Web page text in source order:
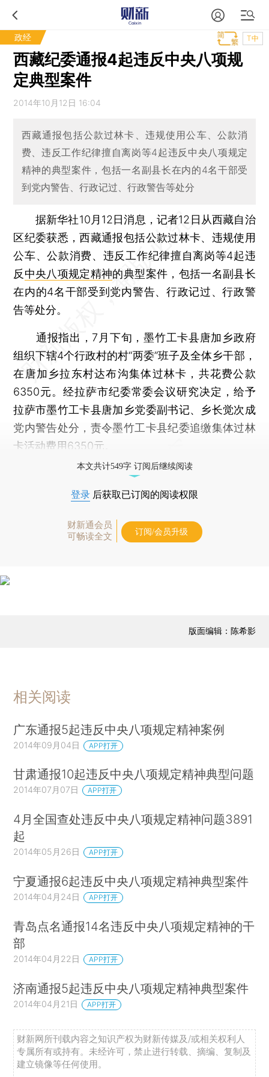
政经 T中
西藏纪委通报4起违反中央八项规
定典型案件
2014年10月12日 16:04
西藏通报包括公款过林卡、违规使用公车、公款消
费、违反工作纪律擅自离岗等4起违反中央八项规定
精神的典型案件，包括一名副县长在内的4名干部受
到党内警告、行政记过、行政警告等处分
据新华社10月12日消息，记者12日从西藏自治
区纪委获悉，西藏通报包括公款过林卡、违规使用
公车、公款消费、违反工作纪律擅自离岗等4起违
反 中央八项规定精神的典型案件，包括一名副县长
在内的4名干部受到党内警告、行政记过、行政警
告等处分。
通报指出，7月下旬，墨竹工卡县唐加乡政府
组织下辖4个行政村的村“两委”班子及全体乡干部，
在唐加乡拉东村达布沟集体过林卡，共花费公款
6350元。经拉萨市纪委常委会议研究决定，给予
拉萨市墨竹工卡县唐加乡党委副书记、乡长觉次成
党内警告处分，责令墨竹工卡县纪委追缴集体过林
卡活动费用6350元。
本文共计549字 订阅后继续阅读
登录 后获取已订阅的阅读权限
财新通会员
可畅读全文
订阅/会员升级
版面编辑：陈希影
相关阅读
广东通报5起违反中央八项规定精神案例
2014年09月04日 APP打开
甘肃通报10起违反中央八项规定精神典型问题
2014年07月07日 APP打开
4月全国查处违反中央八项规定精神问题3891
起
2014年05月26日 APP打开
宁夏通报6起违反中央八项规定精神典型案件
2014年04月24日 APP打开
青岛点名通报14名违反中央八项规定精神的干
部
2014年04月22日 APP打开
济南通报5起违反中央八项规定精神典型案件
2014年04月21日 APP打开
财新网所刊载内容之知识产权为财新传媒及/或相关权利人
专属所有或持有。未经许可，禁止进行转载、摘编、复制及
建立镜像等任何使用。